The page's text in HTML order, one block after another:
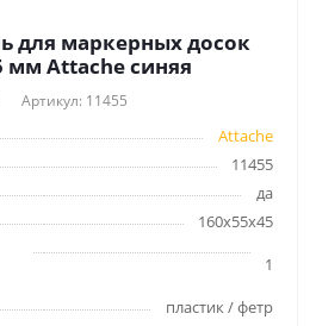
для маркерных досок
мм Attache синяя
Артикул: 11455
Attache
11455
да
160х55х45
1
пластик / фетр